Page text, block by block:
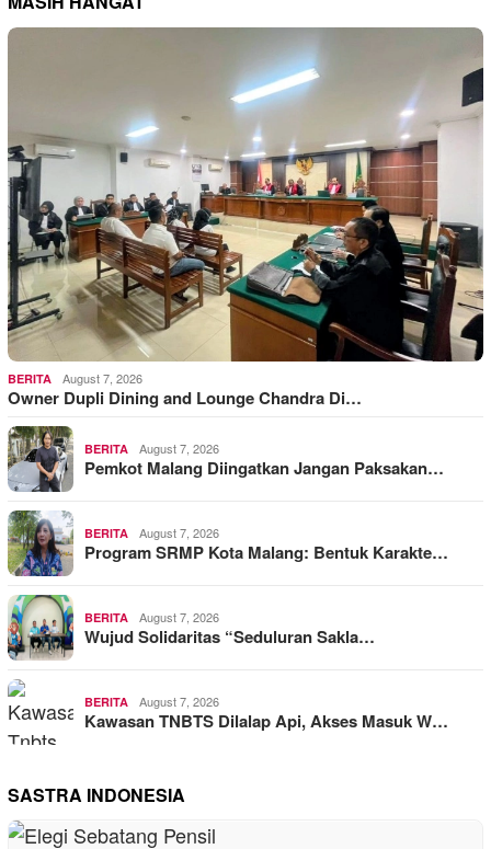
BERITA August 7, 2026
Owner Dupli Dining and Lounge Chandra Di…
BERITA August 7, 2026
Pemkot Malang Diingatkan Jangan Paksakan…
BERITA August 7, 2026
Program SRMP Kota Malang: Bentuk Karakte…
BERITA August 7, 2026
Wujud Solidaritas “Seduluran Sakla…
BERITA August 7, 2026
Kawasan TNBTS Dilalap Api, Akses Masuk W…
SASTRA INDONESIA